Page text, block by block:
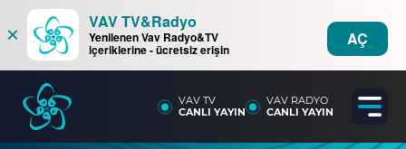
×
VAV TV&Radyo
Yenilenen Vav Radyo&TV
içeriklerine - ücretsiz erişin
AÇ
VAV TV
CANLI YAYIN
VAV RADYO
CANLI YAYIN